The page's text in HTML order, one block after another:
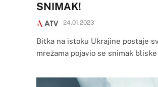
SNIMAK!
24.01.2023
Bitka na istoku Ukrajine postaje
mrežama pojavio se snimak